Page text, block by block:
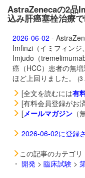
AstraZenecaの2品
込み肝癌塞栓治療
2026-06-02 -
Imfinzi（イミフィン
Imjudo（
癌（HCC）患者の無
ほど上回りました。
(3
[全文を読むには有
[有料会員登録がお
[メールマガジン
2026-06-02に登録
この記事のカテゴリ
・ 開発 > 臨床試験 >